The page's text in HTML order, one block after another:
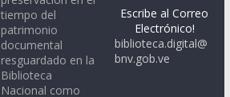
tiempo del
patrimonio
documental
resguardado en la
Biblioteca
Nacional como
Escribe al Correo
Electrónico!
biblioteca.digital@
bnv.gob.ve